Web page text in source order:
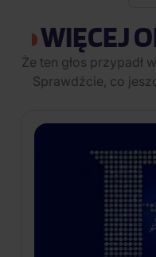
WIĘCEJ
Że ten głos przypadł
Sprawdźcie, co